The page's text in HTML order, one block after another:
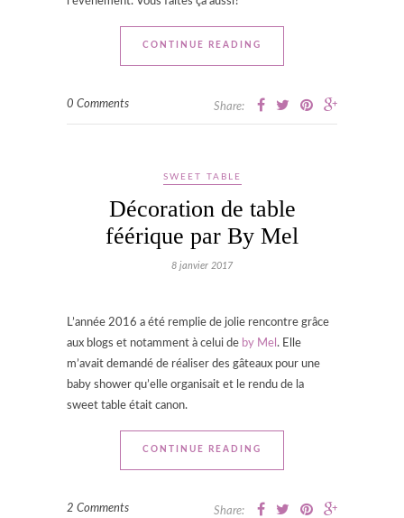
CONTINUE READING
0 Comments Share:
SWEET TABLE
Décoration de table
féérique par By Mel
8 janvier 2017
L’année 2016 a été remplie de jolie rencontre grâce
aux blogs et notamment à celui de by Mel . Elle
m’avait demandé de réaliser des gâteaux pour une
baby shower qu’elle organisait et le rendu de la
sweet table était canon.
CONTINUE READING
2 Comments Share: